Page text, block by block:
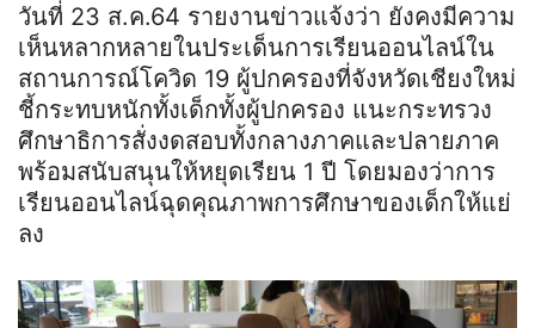
วันที่ 23 ส.ค.64 รายงานข่าวแจ้งว่า ยังคงมีความ
เห็นหลากหลายในประเด็นการเรียนออนไลน์ใน
สถานการณ์โควิด 19 ผู้ปกครองที่จังหวัดเชียงใหม่
ชี้กระทบหนักทั้งเด็กทั้งผู้ปกครอง แนะกระทรวง
ศึกษาธิการสั่งงดสอบทั้งกลางภาคและปลายภาค
พร้อมสนับสนุนให้หยุดเรียน 1 ปี โดยมองว่าการ
เรียนออนไลน์ฉุดคุณภาพการศึกษาของเด็กให้แย่
ลง